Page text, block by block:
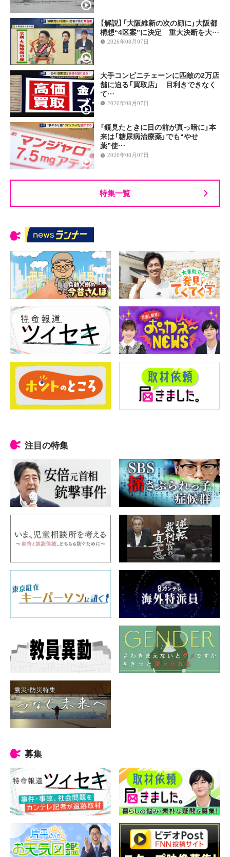
【解説】「大阪維新の次の顔に」大阪都
構想“4区案”に決定 重大決断を大…
2026年08月07日
大手コンビニチェーンに匹敵の2万店
舗に迫る「買取店」 目利きできなく
て…
2026年08月07日
「鏡見たときに目の前が真っ暗に」本
来は「糖尿病治療薬」でも“やせ
薬”使…
2026年08月07日
特集一覧
注目の特集
募集